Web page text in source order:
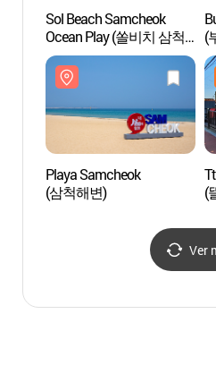
Sol Beach Samcheok
Ocean Play (쏠비치 삼척
오션플레이)
(
Playa Samcheok
(삼척해변)
(
Ver